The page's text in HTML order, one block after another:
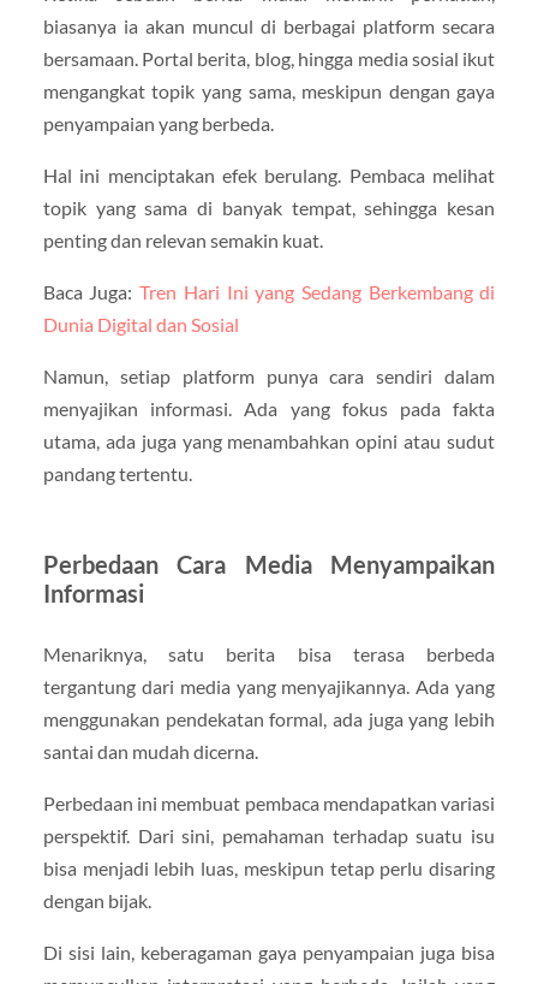
biasanya ia akan muncul di berbagai platform secara
bersamaan. Portal berita, blog, hingga media sosial ikut
mengangkat topik yang sama, meskipun dengan gaya
penyampaian yang berbeda.
Hal ini menciptakan efek berulang. Pembaca melihat
topik yang sama di banyak tempat, sehingga kesan
penting dan relevan semakin kuat.
Baca Juga:Tren Hari Ini yang Sedang Berkembang di
Dunia Digital dan Sosial
Namun, setiap platform punya cara sendiri dalam
menyajikan informasi. Ada yang fokus pada fakta
utama, ada juga yang menambahkan opini atau sudut
pandang tertentu.
Perbedaan Cara Media Menyampaikan
Informasi
Menariknya, satu berita bisa terasa berbeda
tergantung dari media yang menyajikannya. Ada yang
menggunakan pendekatan formal, ada juga yang lebih
santai dan mudah dicerna.
Perbedaan ini membuat pembaca mendapatkan variasi
perspektif. Dari sini, pemahaman terhadap suatu isu
bisa menjadi lebih luas, meskipun tetap perlu disaring
dengan bijak.
Di sisi lain, keberagaman gaya penyampaian juga bisa